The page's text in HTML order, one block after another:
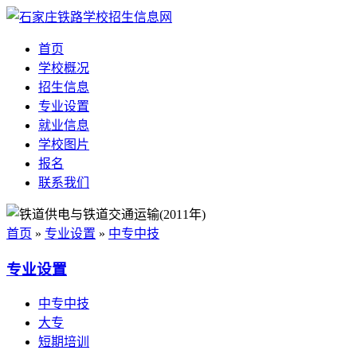
首页
学校概况
招生信息
专业设置
就业信息
学校图片
报名
联系我们
首页 » 专业设置 » 中专中技
专业设置
中专中技
大专
短期培训